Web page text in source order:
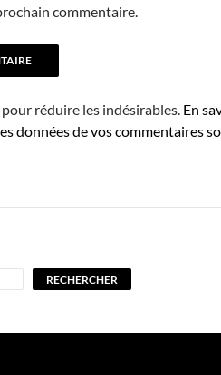
commentaire.
réduire les indésirables. En
données de vos commentaires
RECHERCHER